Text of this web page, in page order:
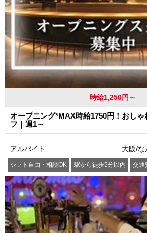
時給1,250円～
オープニング*MAX時給1750円！おし
フ｜週1～
アルバイト 大阪/な
シフト自由・相談OK 駅から徒歩5分以内 交通